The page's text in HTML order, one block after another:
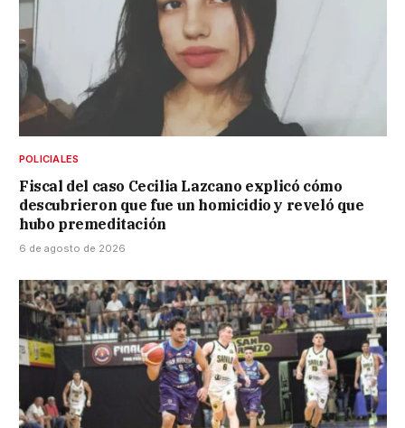
POLICIALES
Fiscal del caso Cecilia Lazcano explicó cómo
descubrieron que fue un homicidio y reveló que
hubo premeditación
6 de agosto de 2026